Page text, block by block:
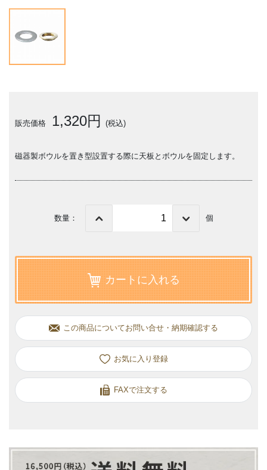
販売価格 1,320円 (税込)
磁器製ボウルを置き型設置する際に天板とボウルを固定します。
数量： 個
カートに入れる
この商品についてお問い合せ・納期確認する
お気に入り
FAXで注文する